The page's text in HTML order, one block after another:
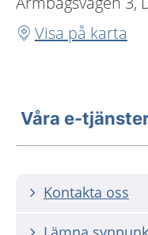
Visa på karta
Våra e-
Kontakta oss